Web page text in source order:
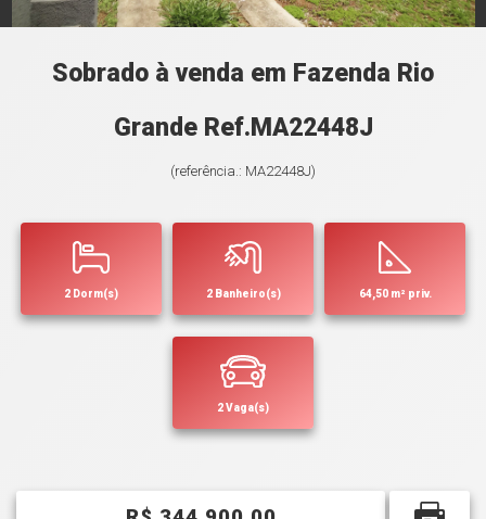
Sobrado à venda em Fazenda Rio
Grande Ref.MA22448J
(referência.: MA22448J)
2 Dorm(s) 2 Banheiro(s) 64,50 m² priv.
2 Vaga(s)